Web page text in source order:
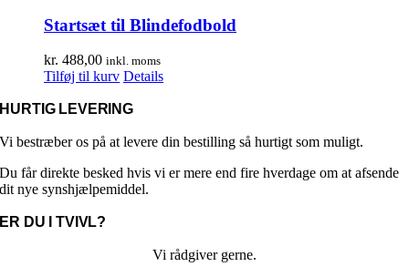
Startsæt til Blindefodbold
kr. 488,00 inkl. moms
Tilføj til kurv Details
HURTIG LEVERING
Vi bestræber os på at levere din bestilling så hurtigt som muligt.
Du får direkte besked hvis vi er mere end fire hverdage om at afsende
dit nye synshjælpemiddel.
ER DU I TVIVL?
Vi rådgiver gerne.